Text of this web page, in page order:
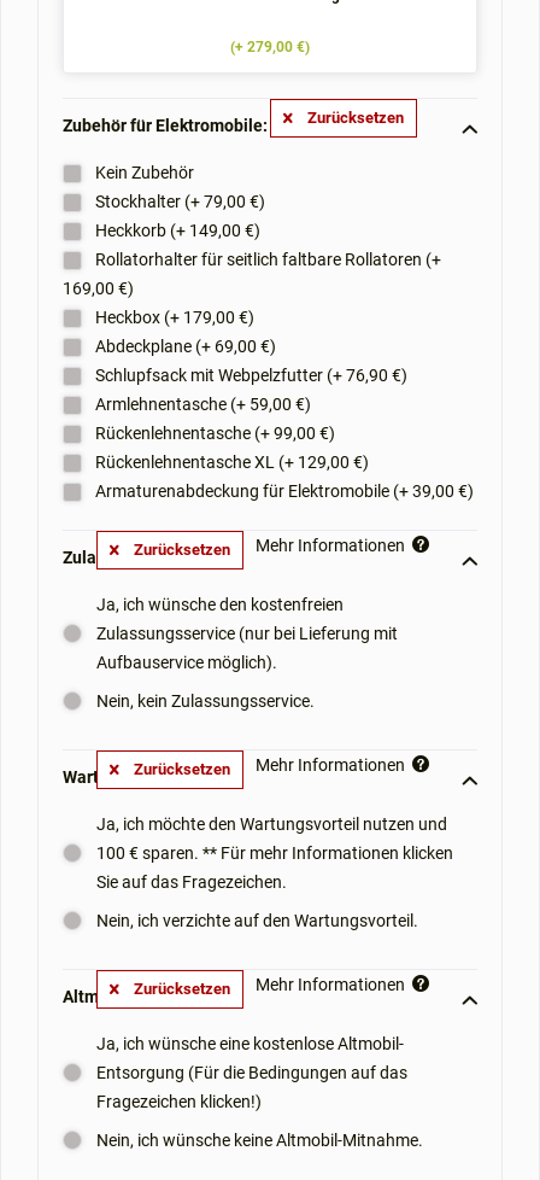
(+ 279,00 €)
Zubehör für Elektromobile: **
Kein Zubehör
Stockhalter (+ 79,00 €)
Heckkorb (+ 149,00 €)
Rollatorhalter für seitlich faltbare Rollatoren (+
169,00 €)
Heckbox (+ 179,00 €)
Abdeckplane (+ 69,00 €)
Schlupfsack mit Webpelzfutter (+ 76,90 €)
Armlehnentasche (+ 59,00 €)
Rückenlehnentasche (+ 99,00 €)
Rückenlehnentasche XL (+ 129,00 €)
Armaturenabdeckung für Elektromobile (+ 39,00 €)
Zurücksetzen
Zulassungsservice: **
Ja, ich wünsche den kostenfreien
Zulassungsservice (nur bei Lieferung mit
Aufbauservice möglich).
Nein, kein Zulassungsservice.
Zurücksetzen Mehr Informationen
Wartungsvorteil: **
Ja, ich möchte den Wartungsvorteil nutzen und
100 € sparen. ** Für mehr Informationen klicken
Sie auf das Fragezeichen.
Nein, ich verzichte auf den Wartungsvorteil.
Zurücksetzen Mehr Informationen
Altmobil-Mitnahme: **
Ja, ich wünsche eine kostenlose Altmobil-
Entsorgung (Für die Bedingungen auf das
Fragezeichen klicken!)
Nein, ich wünsche keine Altmobil-Mitnahme.
Zurücksetzen Mehr Informationen